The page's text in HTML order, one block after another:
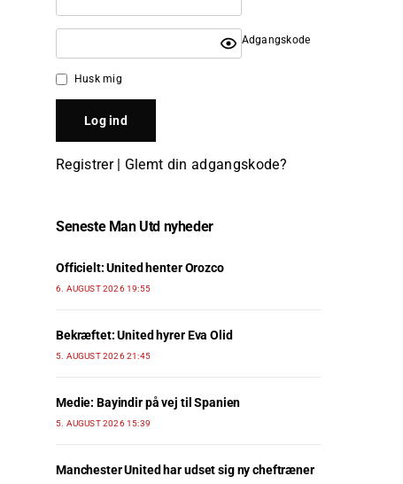
Adgangskode
Husk mig
Registrer| Glemt din adgangskode?
Seneste Man Utd nyheder
Officielt: United henter Orozco
6. AUGUST 2026 19:55
Bekræftet: United hyrer Eva Olid
5. AUGUST 2026 21:45
Medie: Bayindir på vej til Spanien
5. AUGUST 2026 15:39
Manchester United har udset sig ny cheftræner